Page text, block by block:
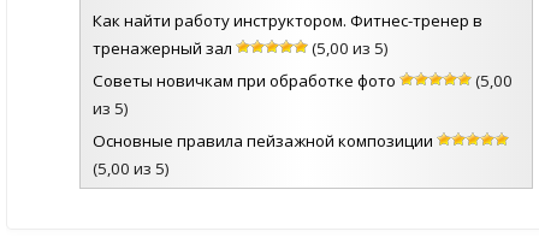
Как найти работу инструктором. Фитнес-тренер в
тренажерный зал
(5,00 из 5)
Советы новичкам при обработке фото
(5,00
из 5)
Основные правила пейзажной композиции
(5,00 из 5)